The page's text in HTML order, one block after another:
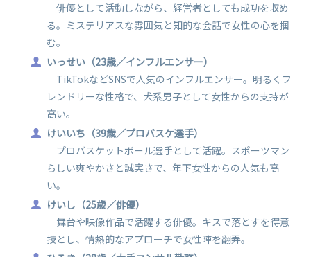
俳優として活動しながら、経営者としても成功を収め
る。ミステリアスな雰囲気と知的な会話で女性の心を掴
む。​
いっせい（23歳／インフルエンサー）
TikTokなどSNSで人気のインフルエンサー。明るくフ
レンドリーな性格で、犬系男子として女性からの支持が
高い。​
けいいち（39歳／プロバスケ選手）
プロバスケットボール選手として活躍。スポーツマン
らしい爽やかさと誠実さで、年下女性からの人気も高
い。​
けいし（25歳／俳優）
舞台や映像作品で活躍する俳優。キスで落とすを得意
技とし、情熱的なアプローチで女性陣を翻弄。​